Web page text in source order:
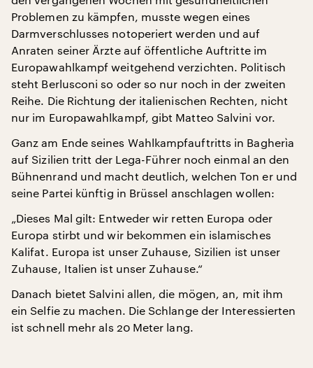
Problemen zu kämpfen, musste wegen eines
Darmverschlusses notoperiert werden und auf
Anraten seiner Ärzte auf öffentliche Auftritte im
Europawahlkampf weitgehend verzichten. Politisch
steht Berlusconi so oder so nur noch in der zweiten
Reihe. Die Richtung der italienischen Rechten, nicht
nur im Europawahlkampf, gibt Matteo Salvini vor.
Ganz am Ende seines Wahlkampfauftritts in Bagherìa
auf Sizilien tritt der Lega-Führer noch einmal an den
Bühnenrand und macht deutlich, welchen Ton er und
seine Partei künftig in Brüssel anschlagen wollen:
„Dieses Mal gilt: Entweder wir retten Europa oder
Europa stirbt und wir bekommen ein islamisches
Kalifat. Europa ist unser Zuhause, Sizilien ist unser
Zuhause, Italien ist unser Zuhause.“
Danach bietet Salvini allen, die mögen, an, mit ihm
ein Selfie zu machen. Die Schlange der Interessierten
ist schnell mehr als 20 Meter lang.